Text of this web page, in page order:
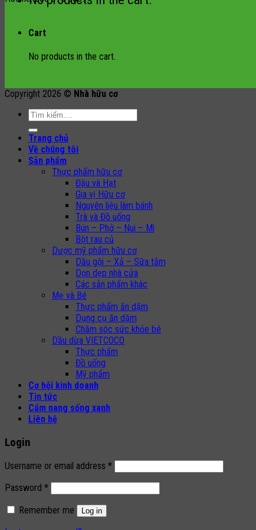
Cart
No products in the cart.
Copyright 2026 © Nhà hữu cơ
Search
Trang chủ
Về chúng tôi
Sản phẩm
Thực phẩm hữu cơ
Đậu và Hạt
Gia vị Hữu cơ
Nguyên liệu làm bánh
Trà và Đồ uống
Bún – Phở – Nui – Mì
Bột rau củ
Dược mỹ phẩm hữu cơ
Dầu gội – Xả – Sữa tắm
Dọn dẹp nhà cửa
Các sản phẩm khác
Mẹ và Bé
Thực phẩm ăn dặm
Dụng cụ ăn dặm
Chăm sóc sức khỏe bé
Dầu dừa VIETCOCO
Thực phẩm
Đồ uống
Mỹ phẩm
Cơ hội kinh doanh
Tin tức
Cẩm nang sống xanh
Liên hệ
Login
Username or email address *
Password *
Remember me
Log in